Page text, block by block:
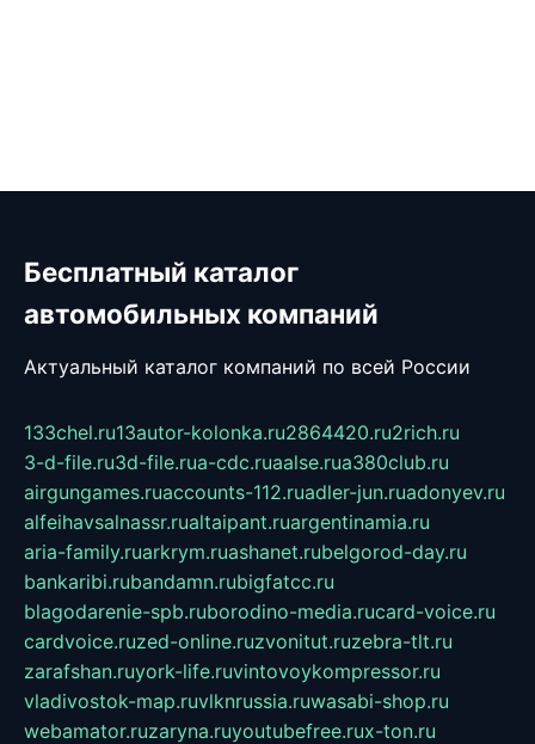
Бесплатный каталог
автомобильных компаний
Актуальный каталог компаний по всей России
133chel.ru13autor-kolonka.ru2864420.ru2rich.ru
3-d-file.ru3d-file.rua-cdc.ruaalse.rua380club.ru
airgungames.ruaccounts-112.ruadler-jun.ruadonyev.ru
alfeihavsalnassr.rualtaipant.ruargentinamia.ru
aria-family.ruarkrym.ruashanet.rubelgorod-day.ru
bankaribi.rubandamn.rubigfatcc.ru
blagodarenie-spb.ruborodino-media.rucard-voice.ru
cardvoice.ruzed-online.ruzvonitut.ruzebra-tlt.ru
zarafshan.ruyork-life.ruvintovoykompressor.ru
vladivostok-map.ruvlknrussia.ruwasabi-shop.ru
webamator.ruzaryna.ruyoutubefree.rux-ton.ru